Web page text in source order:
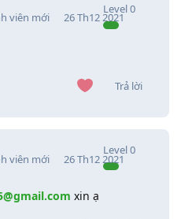
viên mới
Level0
26 Th12 2021
Trả lời
viên mới
Level0
26 Th12 2021
xin ạ